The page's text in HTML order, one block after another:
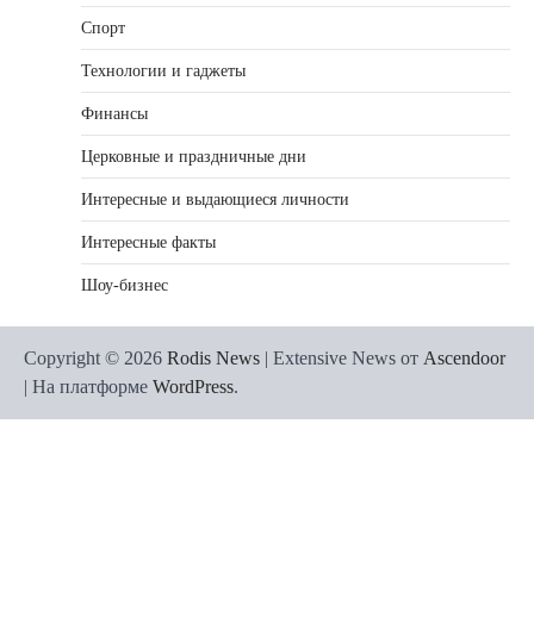
Спорт
Технологии и гаджеты
Финансы
Церковные и праздничные дни
Интересные и выдающиеся личности
Интересные факты
Шоу-бизнес
Copyright © 2026 Rodis News | Extensive News от Ascendoor
| На платформе WordPress.